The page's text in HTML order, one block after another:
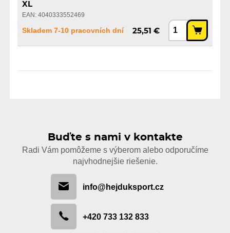
XL
EAN: 4040333552469
Skladem 7-10 pracovních dní 25,51 €
Buďte s nami v kontakte
Radi Vám pomôžeme s výberom alebo odporučíme
najvhodnejšie riešenie.
info@hejduksport.cz
+420 733 132 833